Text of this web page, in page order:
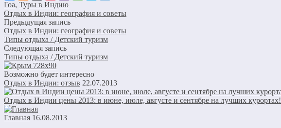
Гоа, Туры в Индию
Отдых в Индии: география и советы
Предыдущая запись
Отдых в Индии: география и советы
Типы отдыха / Детский туризм
Следующая запись
Типы отдыха / Детский туризм
Возможно будет интересно
Отдых в Индии: отзыв 22.07.2013
Отдых в Индии цены 2013: в июне, июле, августе и сентябре на лучших курортах!
Главная 16.08.2013